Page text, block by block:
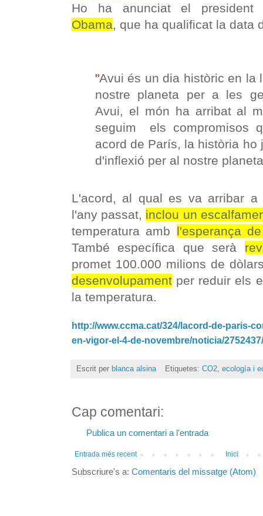
Ho ha anunciat el president
Obama, que ha qualificat la data
"Avui és un dia històric en la
nostre planeta per a les
Avui, el món ha arribat al
seguim els compromisos
acord de París, la història ho
d'inflexió per al nostre
L'acord, al qual es va arribar
l'any passat, inclou un
temperatura amb l'esperança
També específica que serà
promet 100.000 milions de
desenvolupament per reduir els
la temperatura.
http://www.ccma.cat/324/lacord-de-paris-
en-vigor-el-4-de-novembre/noticia/
Escrit per blanca alsina Etiquetes: CO2, ecología i
Cap comentari:
Publica un comentari a l'entrada
Entrada més recent Inici
Subscriure's a: Comentaris del missatge (Atom)